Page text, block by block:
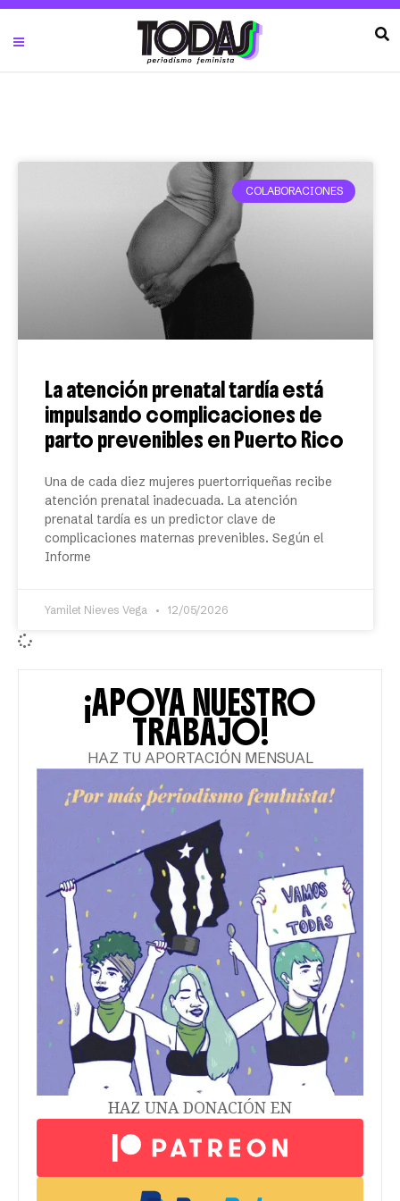
COLABORACIONES
La atención prenatal tardía está
impulsando complicaciones de
parto prevenibles en Puerto Rico
Una de cada diez mujeres puertorriqueñas recibe
atención prenatal inadecuada. La atención
prenatal tardía es un predictor clave de
complicaciones maternas prevenibles. Según el
Informe
Yamilet Nieves Vega 12/05/2026
¡APOYA NUESTRO
TRABAJO!
HAZ TU APORTACIÓN MENSUAL
HAZ UNA DONACIÓN EN